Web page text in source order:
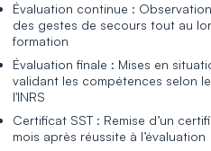
Évaluation continue :
des gestes de secours tout au
formation
Évaluation finale : Mises en
validant les compétences selon
l'INRS
Certificat SST : Remise d’un
mois après réussite à l’évaluation